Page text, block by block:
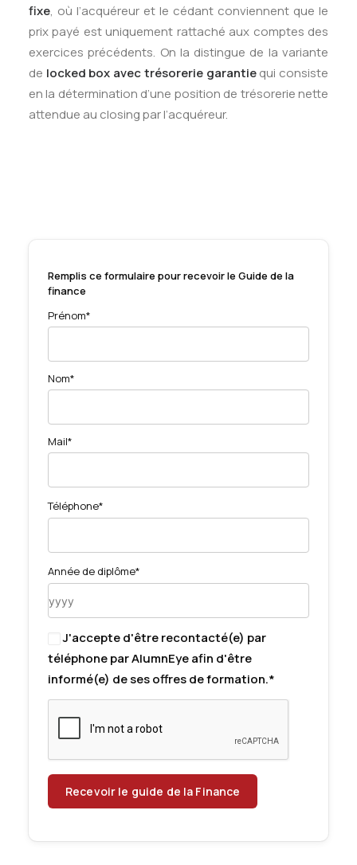
fixe, où l’acquéreur et le cédant conviennent que le
prix payé est uniquement rattaché aux comptes des
exercices précédents. On la distingue de la variante
de locked box avec trésorerie garantiequi consiste
en la détermination d’une position de trésorerie nette
attendue au closing par l’acquéreur.
Remplis ce formulaire pour recevoir le Guide de la
finance
Prénom*
Nom*
Mail*
Téléphone*
Année de diplôme*
J'accepte d'être recontacté(e) par
téléphone par AlumnEye afin d'être
informé(e) de ses offres de formation.*